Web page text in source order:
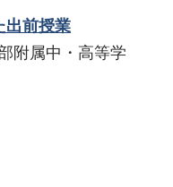
前授業
附属中・高等学